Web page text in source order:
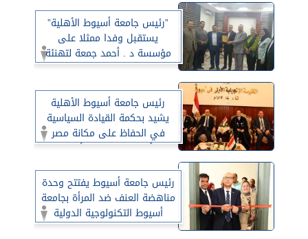
”رئيس جامعة أسيوط الأهلية”
يستقبل وفدا ممثلا على
مؤسسة د . أحمد جمعة لتهنئة
سيادته عن منصبه الجديد وبحث
رئيس جامعة أسيوط الأهلية
يشيد بحكمة القيادة السياسية
في الحفاظ على مكانة مصر
وأمانها في ظل الأحداث
رئيس جامعة أسيوط يفتتح وحدة
مناهضة العنف ضد المرأة بجامعة
أسيوط التكنولوجية الدولية